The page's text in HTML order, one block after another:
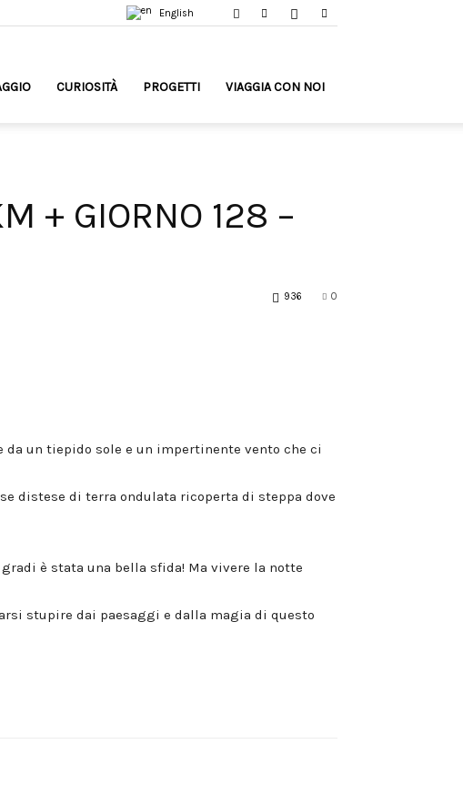
English
CURIOSITÀ PROGETTI VIAGGIA CON NOI
+ GIORNO 128 –
0
936
un tiepido sole e un impertinente vento che ci
distese di terra ondulata ricoperta di steppa dove
è stata una bella sfida! Ma vivere la notte
stupire dai paesaggi e dalla magia di questo